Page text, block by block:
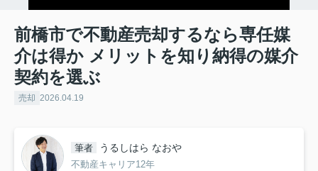
前橋市で不動産売却するなら専任媒
介は得か メリットを知り納得の媒介
契約を選ぶ
売却 2026.04.19
筆者 うるしはら なおや
不動産キャリア12年